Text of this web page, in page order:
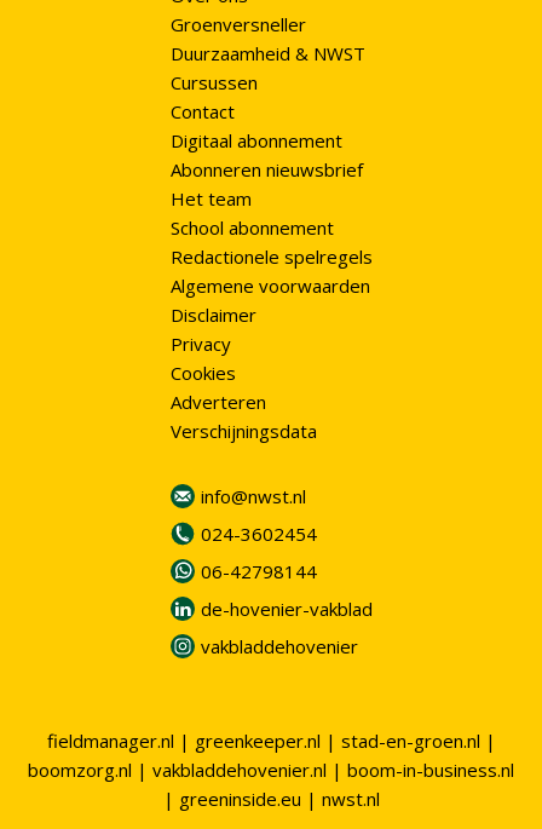
Groenversneller
Duurzaamheid & NWST
Cursussen
Contact
Digitaal abonnement
Abonneren nieuwsbrief
Het team
School abonnement
Redactionele spelregels
Algemene voorwaarden
Disclaimer
Privacy
Cookies
Adverteren
Verschijningsdata
info@nwst.nl
024-3602454
06-42798144
de-hovenier-vakblad
vakbladdehovenier
fieldmanager.nl | greenkeeper.nl | stad-en-groen.nl |
boomzorg.nl | vakbladdehovenier.nl | boom-in-business.nl
| greeninside.eu | nwst.nl